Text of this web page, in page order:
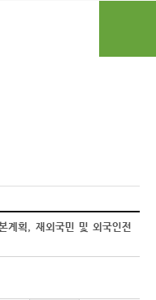
계획, 재외국민 및 외국인전